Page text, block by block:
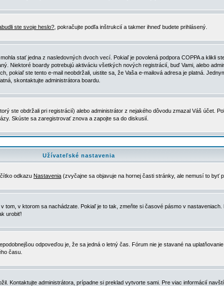
ste svoje heslo? , pokračujte podľa inštrukcií a takmer ihneď budete prihlásený.
stať jedna z nasledovných dvoch vecí. Pokiaľ je povolená podpora COPPA a klikli
Niektoré boardy potrebujú aktiváciu všetkých nových registrácií, buď Vami, alebo
pokiaľ ste tento e-mail neobdržali, uistite sa, že Vaša e-mailová adresa je platná.
skontaktujte administrátora boardu.
ste obdržali pri registrácií) alebo administrátor z nejakého dôvodu zmazal Váš účet.
Skúste sa zaregistrovať znova a zapojte sa do diskusií.
Užívateľské nastavenia
odkazu Nastavenia (zvyčajne sa objavuje na hornej časti stránky, ale nemusí to byť
v ktorom sa nachádzate. Pokiaľ je to tak, zmeňte si časové pásmo v
urobiť!
odpoveďou je, že sa jedná o letný čas. Fórum nie je stavané na
času.
Kontaktujte administrátora, prípadne si preklad vytvorte sami. Pre viac informácií